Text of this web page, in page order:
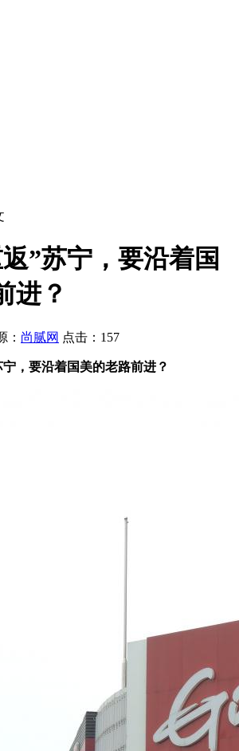
”苏宁，要沿着国
进？
： 尚腻网 点击： 157
，要沿着国美的老路前进？